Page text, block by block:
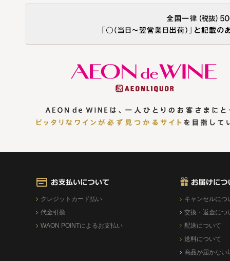
クレジットカード払い
代金引換
WAON POINTによるお支払い
キャンセルにつ
交換・返金につ
配送について
送料について
商品が届かない